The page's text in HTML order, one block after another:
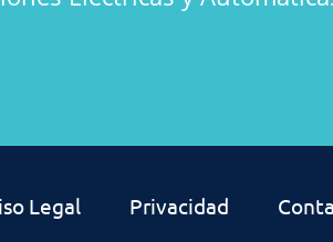
Legal Privacidad